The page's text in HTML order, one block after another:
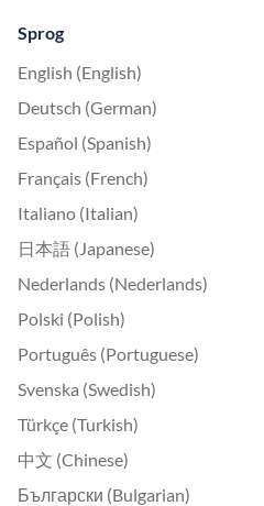
Sprog
English (English)
Deutsch (German)
Español (Spanish)
Français (French)
Italiano (Italian)
日本語 (Japanese)
Nederlands (Nederlands)
Polski (Polish)
Português (Portuguese)
Svenska (Swedish)
Türkçe (Turkish)
中文 (Chinese)
Български (Bulgarian)